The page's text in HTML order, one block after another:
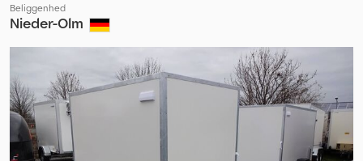
Beliggenhed
Nieder-Olm